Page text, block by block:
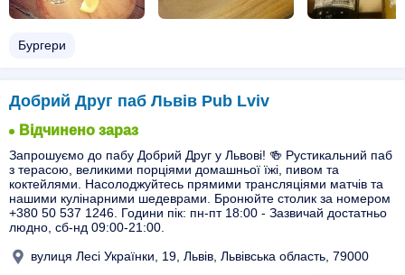
Бургери
Добрий Друг паб Львів Pub Lviv
Відчинено зараз
Запрошуємо до пабу Добрий Друг у Львові! 🍻 Рустикальний паб
з терасою, великими порціями домашньої їжі, пивом та
коктейлями. Насолоджуйтесь прямими трансляціями матчів та
нашими кулінарними шедеврами. Бронюйте столик за номером
+380 50 537 1246. Години пік: пн-пт 18:00 - Зазвичай достатньо
людно, сб-нд 09:00-21:00.
вулиця Лесі Українки, 19, Львів, Львівська область, 79000